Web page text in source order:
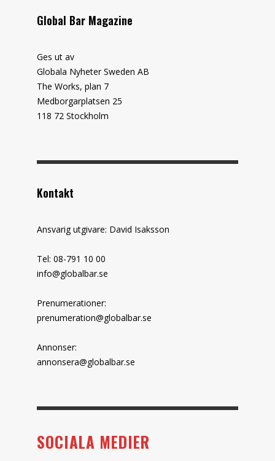
Global Bar Magazine
Ges ut av
Globala Nyheter Sweden AB
The Works, plan 7
Medborgarplatsen 25
118 72 Stockholm
Kontakt
Ansvarig utgivare: David Isaksson
Tel: 08-791 10 00
info@globalbar.se
Prenumerationer:
prenumeration@globalbar.se
Annonser:
annonsera@globalbar.se
SOCIALA MEDIER